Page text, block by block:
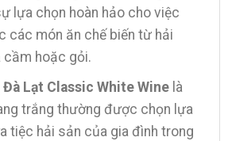
lựa chọn hoàn hảo cho việc
các món ăn chế biến từ hải
cầm hoặc gỏi.
Đà Lạt Classic White Winelà
trắng thường được chọn lựa
tiệc hải sản của gia đình trong